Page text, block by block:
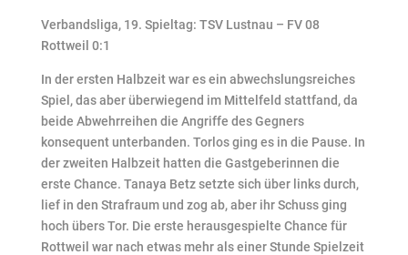
Verbandsliga, 19. Spieltag: TSV Lustnau – FV 08
Rottweil 0:1
In der ersten Halbzeit war es ein abwechslungsreiches
Spiel, das aber überwiegend im Mittelfeld stattfand, da
beide Abwehrreihen die Angriffe des Gegners
konsequent unterbanden. Torlos ging es in die Pause. In
der zweiten Halbzeit hatten die Gastgeberinnen die
erste Chance. Tanaya Betz setzte sich über links durch,
lief in den Strafraum und zog ab, aber ihr Schuss ging
hoch übers Tor. Die erste herausgespielte Chance für
Rottweil war nach etwas mehr als einer Stunde Spielzeit